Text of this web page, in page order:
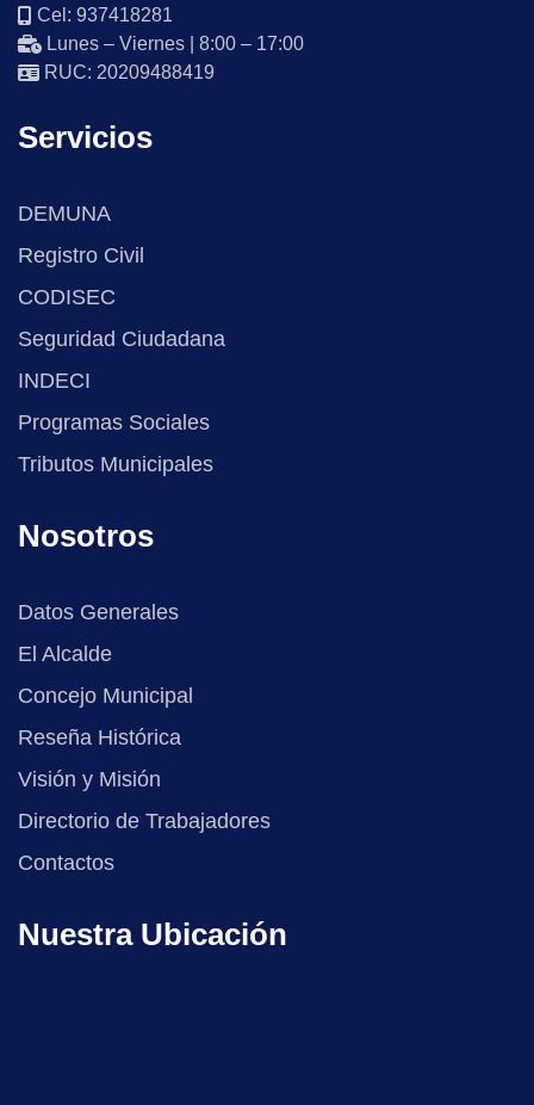
Cel: 937418281
Lunes – Viernes | 8:00 – 17:00
RUC: 20209488419
Servicios
DEMUNA
Registro Civil
CODISEC
Seguridad Ciudadana
INDECI
Programas Sociales
Tributos Municipales
Nosotros
Datos Generales
El Alcalde
Concejo Municipal
Reseña Histórica
Visión y Misión
Directorio de Trabajadores
Contactos
Nuestra Ubicación